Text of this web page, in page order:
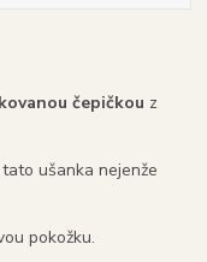
čepičkou z
ušanka nejenže
pokožku.